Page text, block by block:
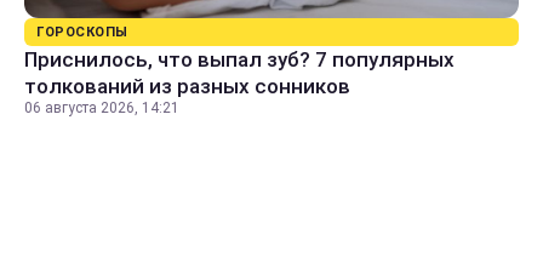
ГОРОСКОПЫ
Приснилось, что выпал зуб? 7 популярных
толкований из разных сонников
06 августа 2026, 14:21